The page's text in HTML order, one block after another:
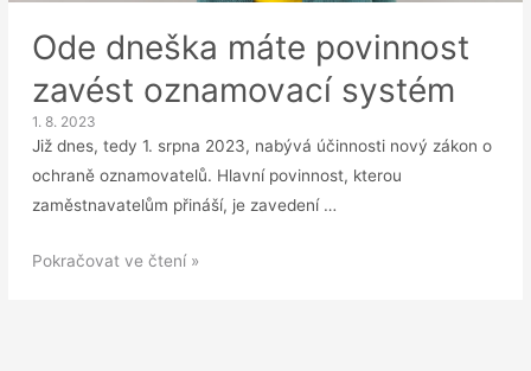
Ode dneška máte povinnost
zavést oznamovací systém
1. 8. 2023
Již dnes, tedy 1. srpna 2023, nabývá účinnosti nový zákon o
ochraně oznamovatelů. Hlavní povinnost, kterou
zaměstnavatelům přináší, je zavedení …
Ode
Pokračovat ve čtení »